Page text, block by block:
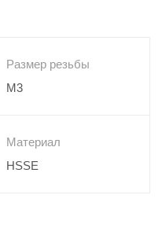
Размер резьбы
M3
Материал
HSSE